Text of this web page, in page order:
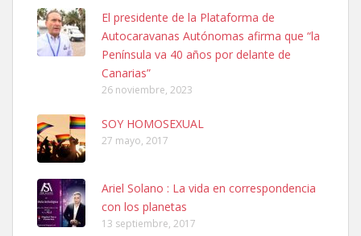
Ninfa perdida
El día 5 se los perdió una ninfa papillera, asustada tiene miedo a la
calle, se perdió por la zon...
Leales.org » Gran Canaria
6.7.2025
Adopcion
Busco casa de acogida para mi perrita ya que por temas de trabajo
no la puedo tener. Solo gente r...
El presidente de la Plataforma de
Autocaravanas Autónomas afirma que “la
Península va 40 años por delante de
Canarias”
26 noviembre, 2023
SOY HOMOSEXUAL
27 mayo, 2017
Ariel Solano : La vida en correspondencia
con los planetas
13 septiembre, 2017